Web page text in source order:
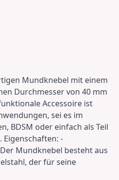
Mundknebel mit einem
Durchmesser von 40 mm
Accessoire ist
sei es im
BDSM oder einfach als Teil
Eigenschaften: -
Mundknebel besteht aus
der für seine